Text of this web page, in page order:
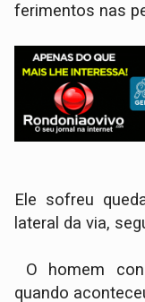
ferimentos nas
Ele sofreu
lateral da via,
O homem
quando